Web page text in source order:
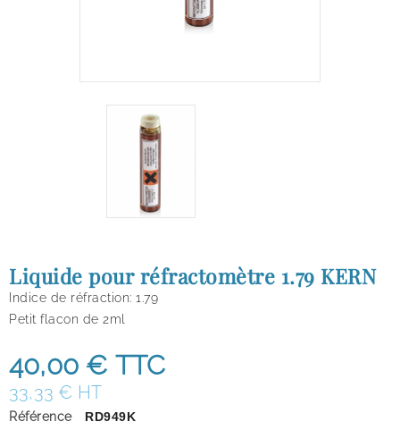
Liquide pour réfractomètre 1.79 KERN
Indice de réfraction: 1.79
Petit flacon de 2ml
40,00 € TTC
33,33 € HT
Référence RD949K